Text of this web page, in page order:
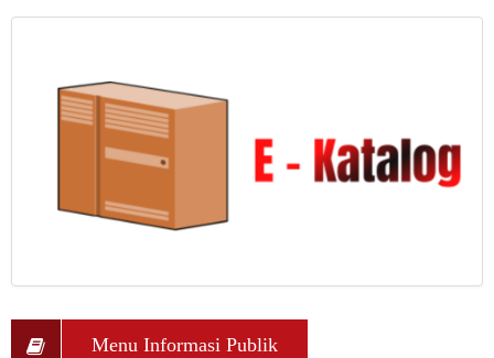
Menu Informasi Publik